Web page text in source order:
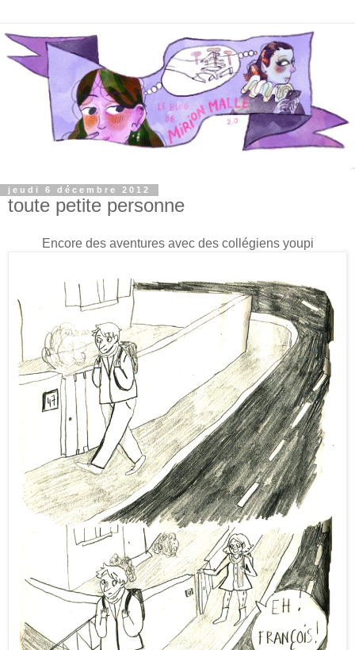
jeudi 6 décembre 2012
toute petite personne
Encore des aventures avec des collégiens youpi